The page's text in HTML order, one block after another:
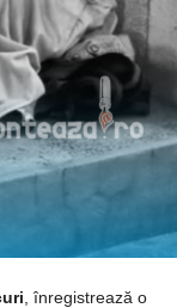
, înregistrează o